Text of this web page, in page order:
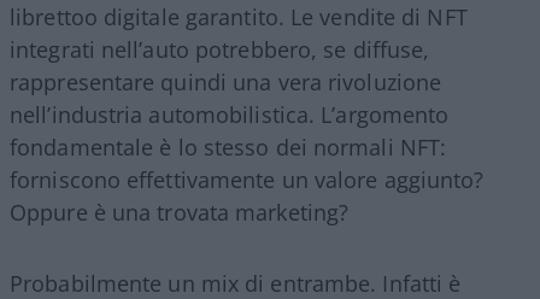
librettoo digitale garantito. Le vendite di NFT
integrati nell’auto potrebbero, se diffuse,
rappresentare quindi una vera rivoluzione
nell’industria automobilistica. L’argomento
fondamentale è lo stesso dei normali NFT:
forniscono effettivamente un valore aggiunto?
Oppure è una trovata marketing?
Probabilmente un mix di entrambe. Infatti è